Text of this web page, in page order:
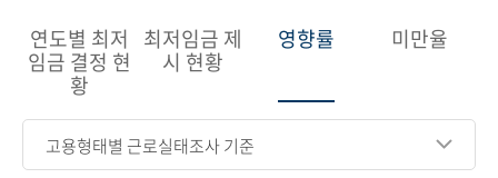
연도별 최저
임금 결정 현
황
최저임금 제
시 현황
영향률 미만율
고용형태별 근로실태조사 기준